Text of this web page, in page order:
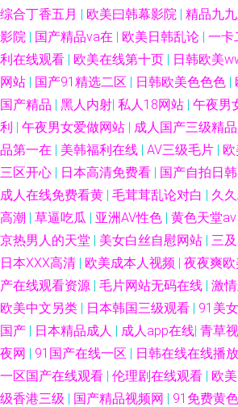
综合丁香五月 | 欧美曰韩幕影院 | 精品九
影院 | 国产精品va在 | 欧美日韩乱论 | 一卡
利在线观看 | 欧美在线第十页 | 日韩欧美
网站 | 国产91精选二区 | 日韩欧美色色色 |
国产精品 | 黑人内射| 私人18网站 | 午夜男
利 | 午夜男女爱做网站 | 成人国产三级精品
品第一在 | 美韩福利在线 | AV三级毛片 |
三区开心 | 日本高清免费看 | 国产自拍日
成人在线免费看黄 | 毛茸茸乱论对白 | 久
高潮 | 草逼吃瓜 | 亚洲AV性色 | 黄色天堂av
京热男人的天堂 | 美女白丝自慰网站 | 三
日本XXX高清 | 欧美成本人视频 | 夜夜爽欧
产在线观看资源 | 毛片网站无码在线 | 激
欧美中文另类 | 日本韩国三级观看 | 91美
国产 | 日本精品成人 | 成人app在线| 青草
夜网 | 91国产在线一区 | 日韩在线在线播放
一区国产在线观看 | 伦理剧在线观看 | 欧
级香港三级 | 国产精品视频网 | 91免费黄色